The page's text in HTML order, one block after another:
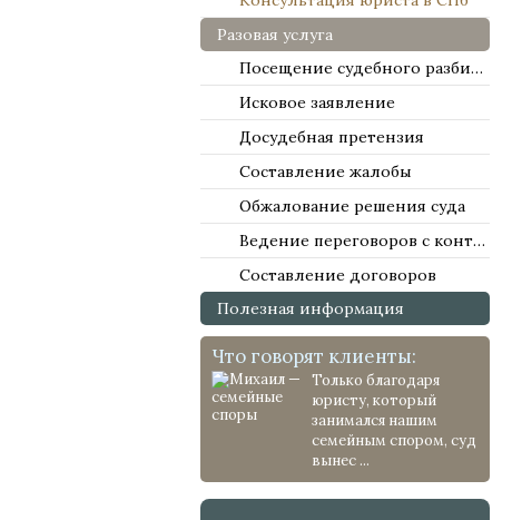
Разовая услуга
Посещение судебного разбирательства
Исковое заявление
Досудебная претензия
Составление жалобы
Обжалование решения суда
Ведение переговоров с контрагентами
Составление договоров
Полезная информация
Что говорят клиенты:
Только благодаря
юристу, который
занимался нашим
семейным спором, суд
вынес ...